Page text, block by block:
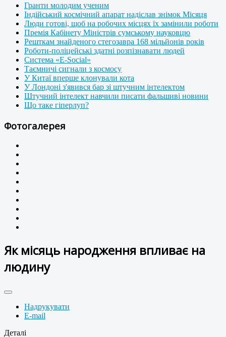
Гранти молодим ученим
Індійський космічний апарат надіслав знімок Місяця
Люди готові, щоб на робочих місцях їх замінили роботи
Премія Кабінету Міністрів сумському науковцю
Решткам знайденого стегозавра 168 мільйонів років
Роботи-поліцейські здатні розпізнавати людей
Система «E-Social»
Таємничі сигнали з космосу
У Китаї вперше клонували кота
У Лондоні з'явився бар зі штучним інтелектом
Штучний інтелект навчили писати фальшиві новини
Що таке гіперлуп?
Фотогалерея
Як місяць народження впливає на
людину
Надрукувати
E-mail
Деталі